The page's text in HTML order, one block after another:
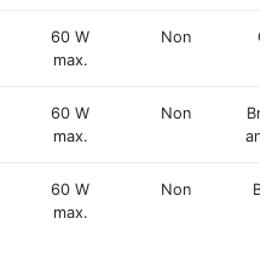
60 W
max.
Non
60 W
max.
Non
60 W
max.
Non